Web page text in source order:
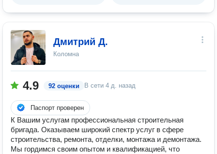
Дмитрий Д.
Коломна
4.9 92 оценки В сети 4 д. назад
Паспорт проверен
К Вашим услугам профессиональная строительная
бригада. Оказываем широкий спектр услуг в сфере
строительства, ремонта, отделки, монтажа и демонтажа.
Мы гордимся своим опытом и квалификацией, что